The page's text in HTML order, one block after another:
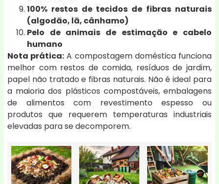
100% restos de tecidos de fibras naturais
(algodão, lã, cânhamo)
Pelo de animais de estimação e cabelo
humano
Nota prática: A compostagem doméstica funciona
melhor com restos de comida, resíduos de jardim,
papel não tratado e fibras naturais. Não é ideal para
a maioria dos plásticos compostáveis, embalagens
de alimentos com revestimento espesso ou
produtos que requerem temperaturas industriais
elevadas para se decomporem.